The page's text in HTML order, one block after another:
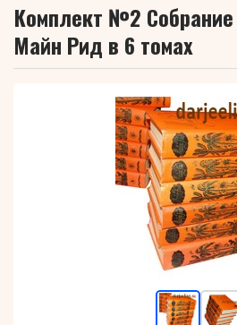
Комплект №2 Собрание
Майн Рид в 6 томах